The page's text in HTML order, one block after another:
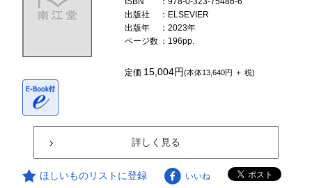
出版社
：ELSEVIER
出版年
：2023年
ページ数 ：196pp.
定価 15,004円(本体13,640円 ＋ 税)
詳しく見る
ほしいものリストに登録 いいね